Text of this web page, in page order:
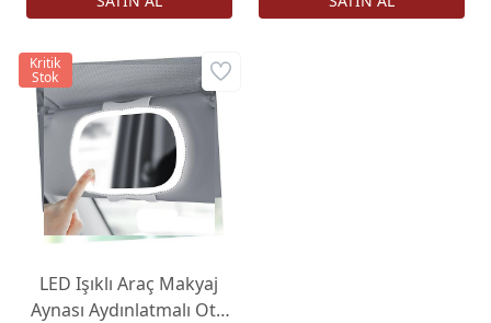
LED Işıklı Araç Makyaj
Aynası Aydınlatmalı Oto
Kritik
Stok